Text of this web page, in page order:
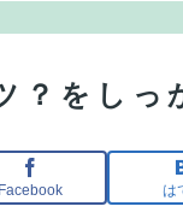
？をしっ
Facebook は